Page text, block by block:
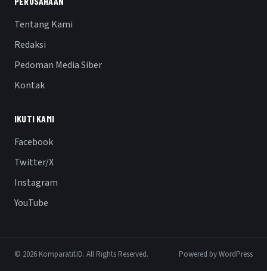
Tentang Kami
Redaksi
Pedoman Media Siber
Kontak
IKUTI KAMI
Facebook
Twitter/X
Instagram
YouTube
© 2026 Komparatif.ID. All Rights Reserved. Powered by WordPress